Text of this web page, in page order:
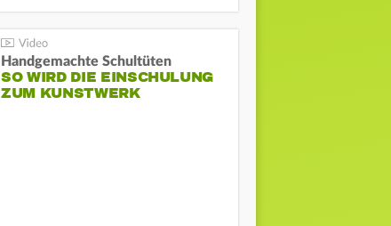
Handgemachte Schultüten
SO WIRD DIE EINSCHULUNG
ZUM KUNSTWERK